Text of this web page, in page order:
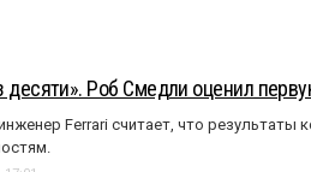
десяти». Роб Смедли оценил
Ferrari считает, что результаты